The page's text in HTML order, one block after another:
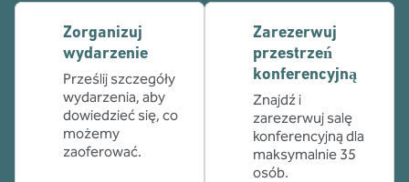
Zorganizuj
wydarzenie
Prześlij szczegóły
wydarzenia, aby
dowiedzieć się, co
możemy
zaoferować.
Zarezerwuj
przestrzeń
konferencyjną
Znajdź i
zarezerwuj salę
konferencyjną dla
maksymalnie 35
osób.